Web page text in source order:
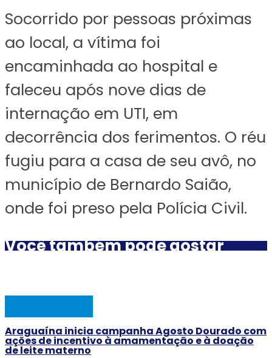
Socorrido por pessoas próximas
ao local, a vítima foi
encaminhada ao hospital e
faleceu após nove dias de
internação em UTI, em
decorrência dos ferimentos. O réu
fugiu para a casa de seu avô, no
município de Bernardo Saião,
onde foi preso pela Polícia Civil.
Você também pode gostar
Araguaína inicia campanha Agosto Dourado com
ações de incentivo à amamentação e à doação
de leite materno